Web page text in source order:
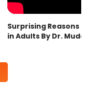
Surprising Reasons
in Adults By Dr.